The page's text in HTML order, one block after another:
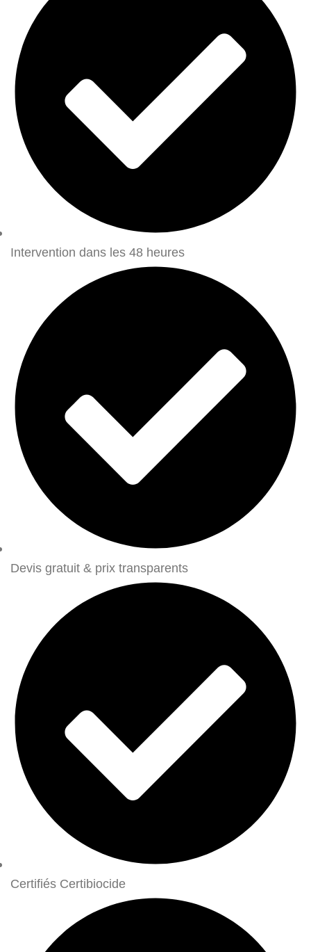
Intervention dans les 48 heures
Devis gratuit & prix transparents
Certifiés Certibiocide